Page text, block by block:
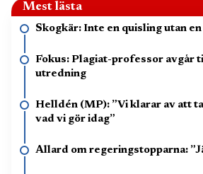
Mest lästa
Skogkär: Inte en quisling utan
Fokus: Plagiat-professor avgår
utredning
Helldén (MP): ”Vi klarar av att
vad vi gör idag”
Allard om regeringstopparna: